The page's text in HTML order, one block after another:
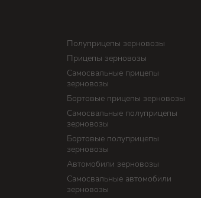
Полуприцепы зерновозы
Прицепы зерновозы
Самосвальные прицепы
зерновозы
Бортовые прицепы зерновозы
Самосвальные полуприцепы
зерновозы
Бортовые полуприцепы
зерновозы
Автомобили зерновозы
Самосвальные автомобили
зерновозы